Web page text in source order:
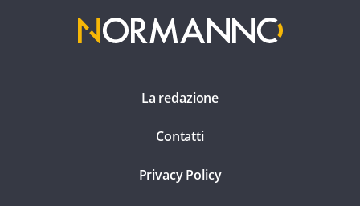
La redazione
Contatti
Privacy Policy